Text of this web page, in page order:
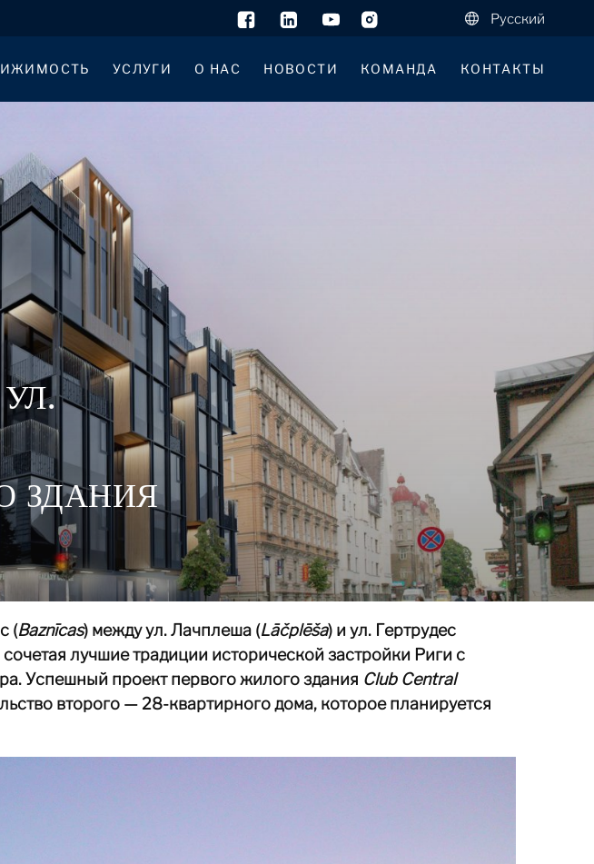
Русский
УСЛУГИ О НАС НОВОСТИ КОМАНДА КОНТАКТЫ
ЗДАНИЯ
(Baznīcas) между ул. Лачплеша (Lāčplēša) и ул. Гертрудес
лучшие традиции исторической застройки Риги с
Успешный проект первого жилого здания Club Central
второго — 28-квартирного дома, которое планируется